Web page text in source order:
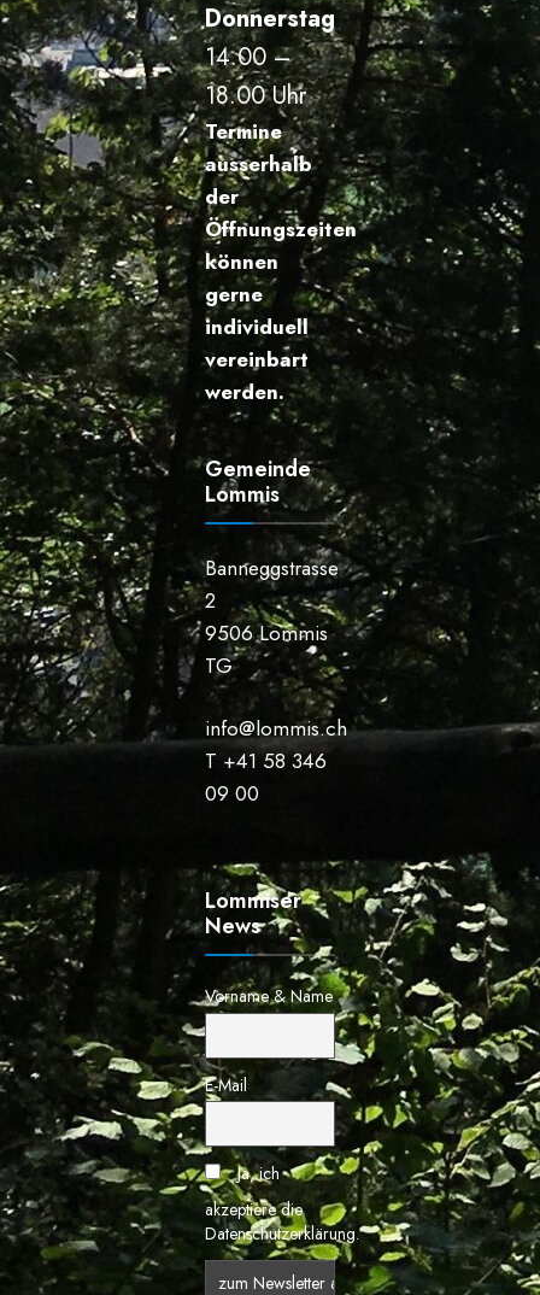
Donnerstag
14.00 –
18.00 Uhr
Termine
ausserhalb
der
Öffnungszeiten
können
gerne
individuell
vereinbart
werden.
Gemeinde
Lommis
Banneggstrasse
2
9506 Lommis
TG
info@lommis.ch
T +41 58 346
09 00
Lommiser
News
Vorname & Name
E-Mail
Ja, ich
akzeptiere die
Datenschutzerklärung.